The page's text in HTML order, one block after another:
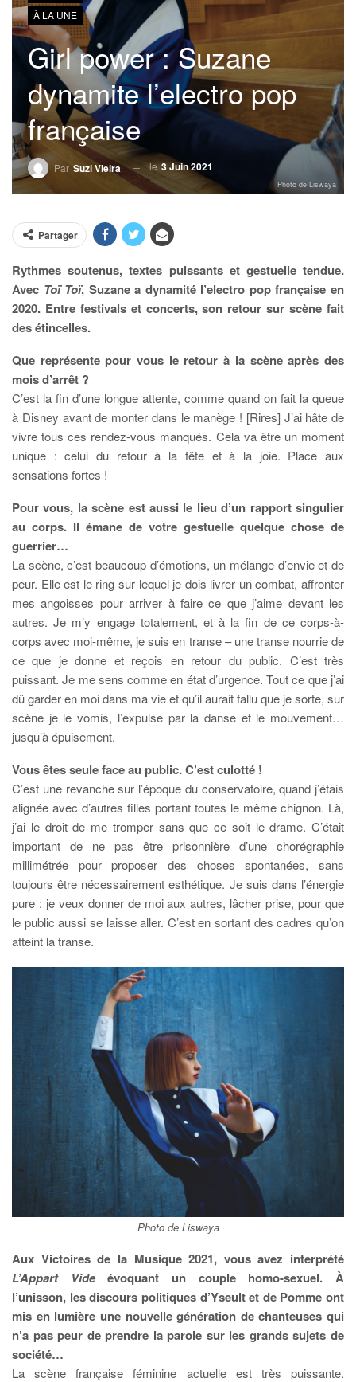
À LA UNE
Girl power : Suzane
dynamite l’electro pop
française
Par Suzi Vieira le3 Juin 2021
Photo de Liswaya
Partager
Rythmes soutenus, textes puissants et gestuelle tendue.
Avec Toï Toï, Suzane a dynamité l’electro pop française en
2020. Entre festivals et concerts, son retour sur scène fait
des étincelles.
Que représente pour vous le retour à la scène après des
mois d’arrêt ?
C’est la fin d’une longue attente, comme quand on fait la queue
à Disney avant de monter dans le manège ! [Rires] J’ai hâte de
vivre tous ces rendez-vous manqués. Cela va être un moment
unique : celui du retour à la fête et à la joie. Place aux
sensations fortes !
Pour vous, la scène est aussi le lieu d’un rapport singulier
au corps. Il émane de votre gestuelle quelque chose de
guerrier…
La scène, c’est beaucoup d’émotions, un mélange d’envie et de
peur. Elle est le ring sur lequel je dois livrer un combat, affronter
mes angoisses pour arriver à faire ce que j’aime devant les
autres. Je m’y engage totalement, et à la fin de ce corps-à-
corps avec moi-même, je suis en transe – une transe nourrie de
ce que je donne et reçois en retour du public. C’est très
puissant. Je me sens comme en état d’urgence. Tout ce que j’ai
dû garder en moi dans ma vie et qu’il aurait fallu que je sorte, sur
scène je le vomis, l’expulse par la danse et le mouvement…
jusqu’à épuisement.
Vous êtes seule face au public. C’est culotté !
C’est une revanche sur l’époque du conservatoire, quand j’étais
alignée avec d’autres filles portant toutes le même chignon. Là,
j’ai le droit de me tromper sans que ce soit le drame. C’était
important de ne pas être prisonnière d’une chorégraphie
millimétrée pour proposer des choses spontanées, sans
toujours être nécessairement esthétique. Je suis dans l’énergie
pure : je veux donner de moi aux autres, lâcher prise, pour que
le public aussi se laisse aller. C’est en sortant des cadres qu’on
atteint la transe.
Photo de Liswaya
Aux Victoires de la Musique 2021, vous avez interprété
L’Appart Videévoquant un couple homo-sexuel. À
l’unisson, les discours politiques d’Yseult et de Pomme ont
mis en lumière une nouvelle génération de chanteuses qui
n’a pas peur de prendre la parole sur les grands sujets de
société…
La scène française féminine actuelle est très puissante.